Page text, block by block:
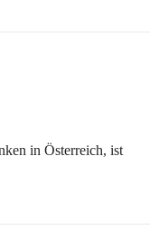
in Österreich, ist